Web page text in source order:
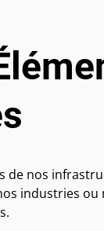
de nos
industries